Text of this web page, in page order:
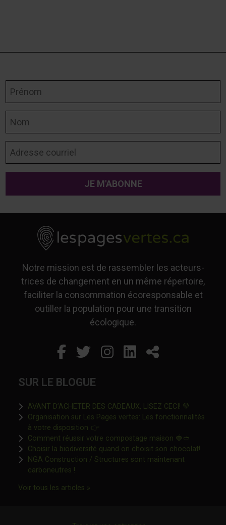
Notre mission est de rassembler les acteurs-
trices de changement en un même répertoire,
faciliter la consommation écoresponsable et
outiller la population pour une transition
écologique.
Facebook
Ce lien s'ouvrira dans
Twitter
Ce lien s'ouvrira
Instagram
Ce lien s'ouvrira
LinkedIn
Ce lien
Partager
SUR LE BLOGUE
AVANT D’ACHETER DES CADEAUX, LISEZ CECI! 💚
Organisation sur Les Pages vertes: Les fonctionnalités
à votre disposition 👉Ce lien s'ouvrira dans une nouvelle
Comment réussir votre compostage maison 🍓🥙
Choisir la biodiversité quand on choisit son chocolat!Ce lien
NGA Construction / Structures sont maintenant
carboneutres !Ce lien s'ouvrira dans une nouvelle fenêtre"
Voir tous les articles »Ce lien s'ouvrira dans une nouvelle